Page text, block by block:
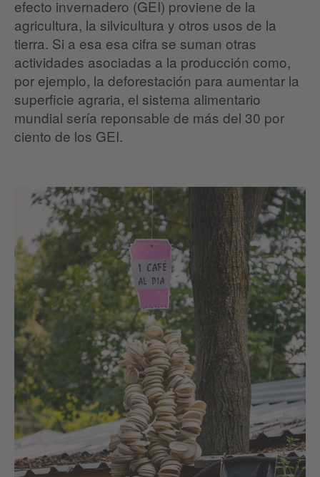
efecto invernadero (GEI) proviene de la
agricultura, la silvicultura y otros usos de la
tierra. Si a esa esa cifra se suman otras
actividades asociadas a la producción como,
por ejemplo, la deforestación para aumentar la
superficie agraria, el sistema alimentario
mundial sería reponsable de más del 30 por
ciento de los GEI.